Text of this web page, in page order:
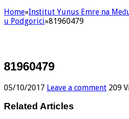
Home»Institut Yunus Emre na
u Podgorici»81960479
81960479
05/10/2017 Leave a comment 209
Related Articles